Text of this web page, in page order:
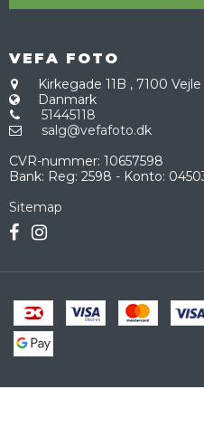
VEFA FOTO
Kirkegade 11B , 7100 Vejle
Danmark
51445118
salg@vefafoto.dk
CVR-nummer: 10657598
Bank: Reg: 2598 - Konto:
Sitemap